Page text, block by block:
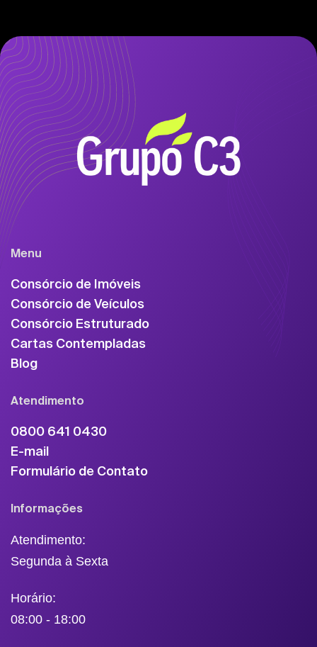
Menu
Consórcio de Imóveis
Consórcio de Veículos
Consórcio Estruturado
Cartas Contempladas
Blog
Atendimento
0800 641 0430
E-mail
Formulário de Contato
Informações
Atendimento:
Segunda à Sexta
Horário:
08:00 - 18:00